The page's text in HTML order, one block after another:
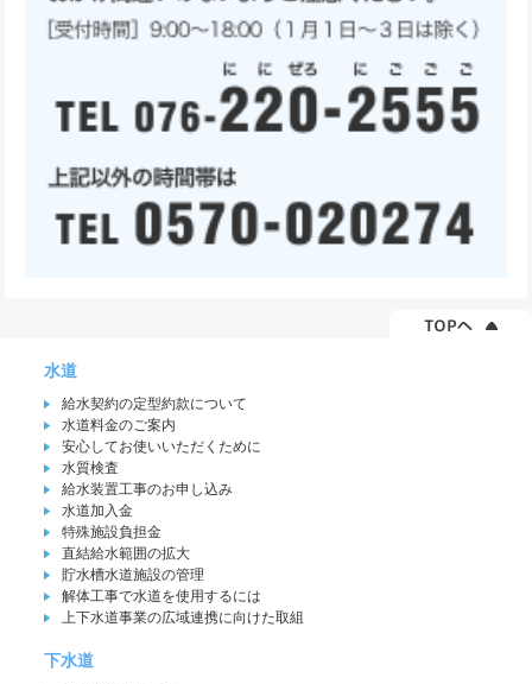
水道
給水契約の定型約款について
水道料金のご案内
安心してお使いいただくために
水質検査
給水装置工事のお申し込み
水道加入金
特殊施設負担金
直結給水範囲の拡大
貯水槽水道施設の管理
解体工事で水道を使用するには
上下水道事業の広域連携に向けた取組
下水道